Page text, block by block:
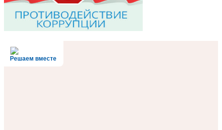
Решаем вместе